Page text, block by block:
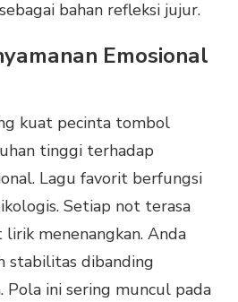
bahan refleksi jujur.
Emosional
kuat pecinta tombol
tinggi terhadap
Lagu favorit berfungsi
Setiap not terasa
menenangkan. Anda
stabilitas dibanding
Pola ini sering muncul pada